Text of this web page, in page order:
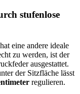
stufenlose
eine andere ideale
zu werden, ist der
ausgestattet.
der Sitzfläche lässt
regulieren.